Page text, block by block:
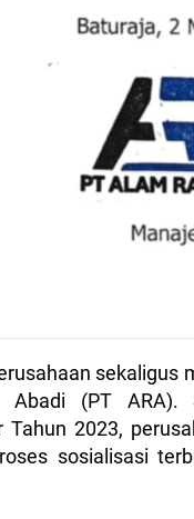
sekaligus
(PT ARA).
2023,
sosialisasi